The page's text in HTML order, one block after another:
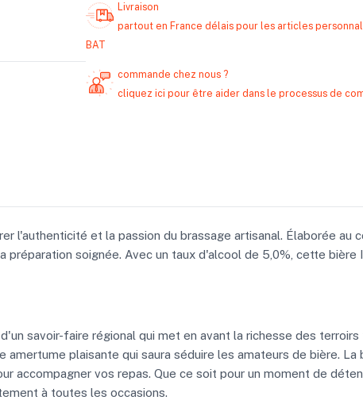
Livraison
partout en France délais pour les articles
BAT
commande chez nous ?
cliquez ici pour être aider dans le processus de
l'authenticité et la passion du brassage artisanal. Élaborée au
soignée. Avec un taux d'alcool de 5,0%, cette bière
savoir-faire régional qui met en avant la richesse des terroirs
plaisante qui saura séduire les amateurs de bière. La
accompagner vos repas. Que ce soit pour un moment de
à toutes les occasions.